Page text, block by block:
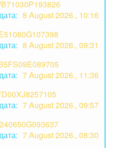
8 August 2026., 10:16
8 August 2026., 09:31
7 August 2026., 11:36
7 August 2026., 09:57
7 August 2026., 08:30